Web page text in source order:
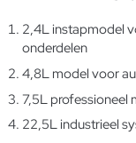
2,4L instapmodel
onderdelen
4,8L model voor
7,5L professioneel
22,5L industrieel